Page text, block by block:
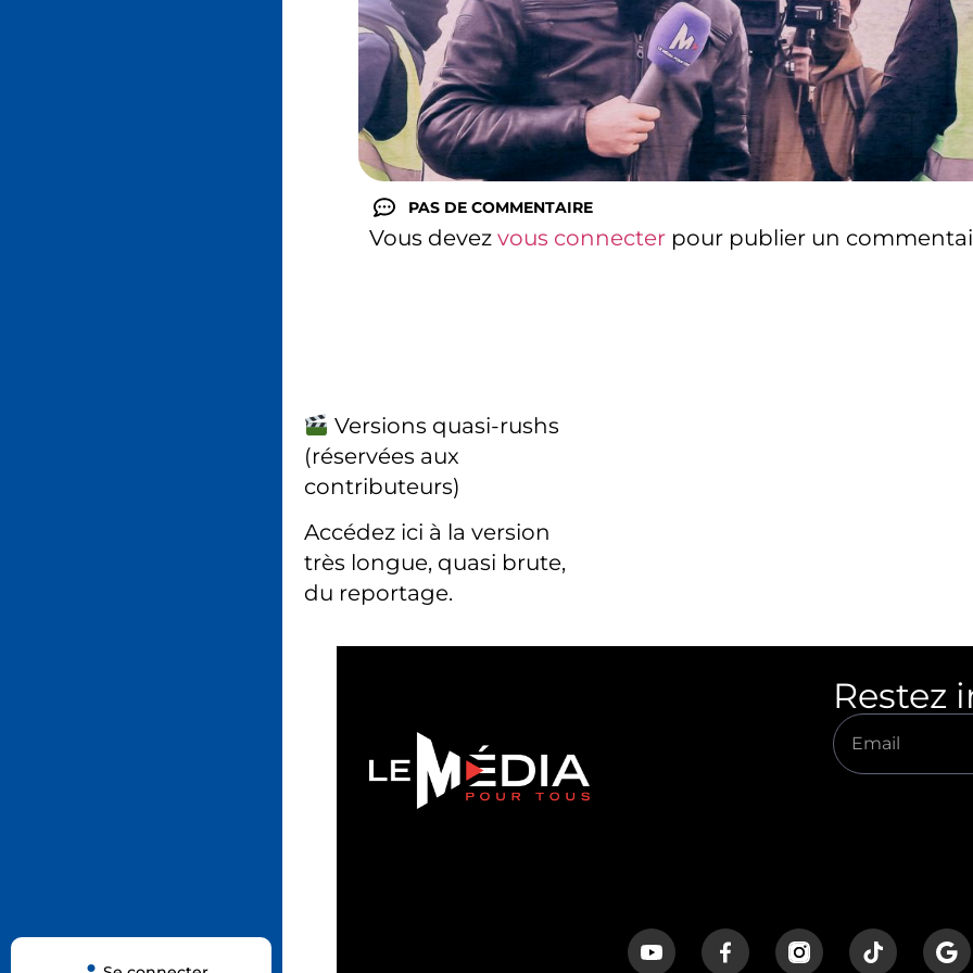
PAS DE COMMENTAIRE
Vous devez vous connecter pour publier un
Versions quasi-rushs
(réservées aux
contributeurs)
Accédez ici à la version
très longue, quasi brute,
du reportage.
Restez